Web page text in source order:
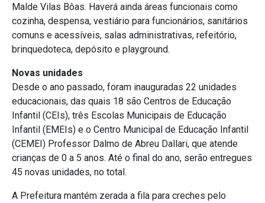
Malde Vilas Bôas. Haverá ainda áreas funcionais como
cozinha, despensa, vestiário para funcionários, sanitários
comuns e acessíveis, salas administrativas, refeitório,
brinquedoteca, depósito e playground.
Novas unidades
Desde o ano passado, foram inauguradas 22 unidades
educacionais, das quais 18 são Centros de Educação
Infantil (CEIs), três Escolas Municipais de Educação
Infantil (EMEIs) e o Centro Municipal de Educação Infantil
(CEMEI) Professor Dalmo de Abreu Dallari, que atende
crianças de 0 a 5 anos. Até o final do ano, serão entregues
45 novas unidades, no total.
A Prefeitura mantém zerada a fila para creches pelo